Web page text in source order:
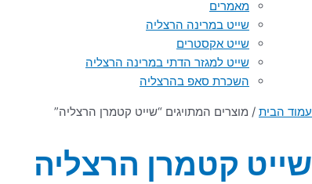
מאמרים
שייט במרינה הרצליה
שייט אקסטרים
שייט למגזר הדתי במרינה הרצליה
השכרת סאפ בהרצליה
עמוד הבית / מוצרים המתויגים “שייט קטמרן הרצליה”
שייט קטמרן הרצליה